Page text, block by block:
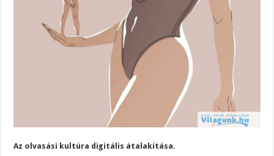
Az olvasási kultúra digitális átalakítása.